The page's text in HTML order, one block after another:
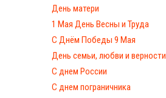
День матери
1 Мая День Весны и Труда
С Днём Победы 9 Мая
День семьи, любви и верности
С днем России
С днем пограничника